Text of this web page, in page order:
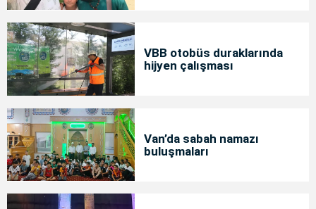
VBB otobüs duraklarında
hijyen çalışması
Van’da sabah namazı
buluşmaları